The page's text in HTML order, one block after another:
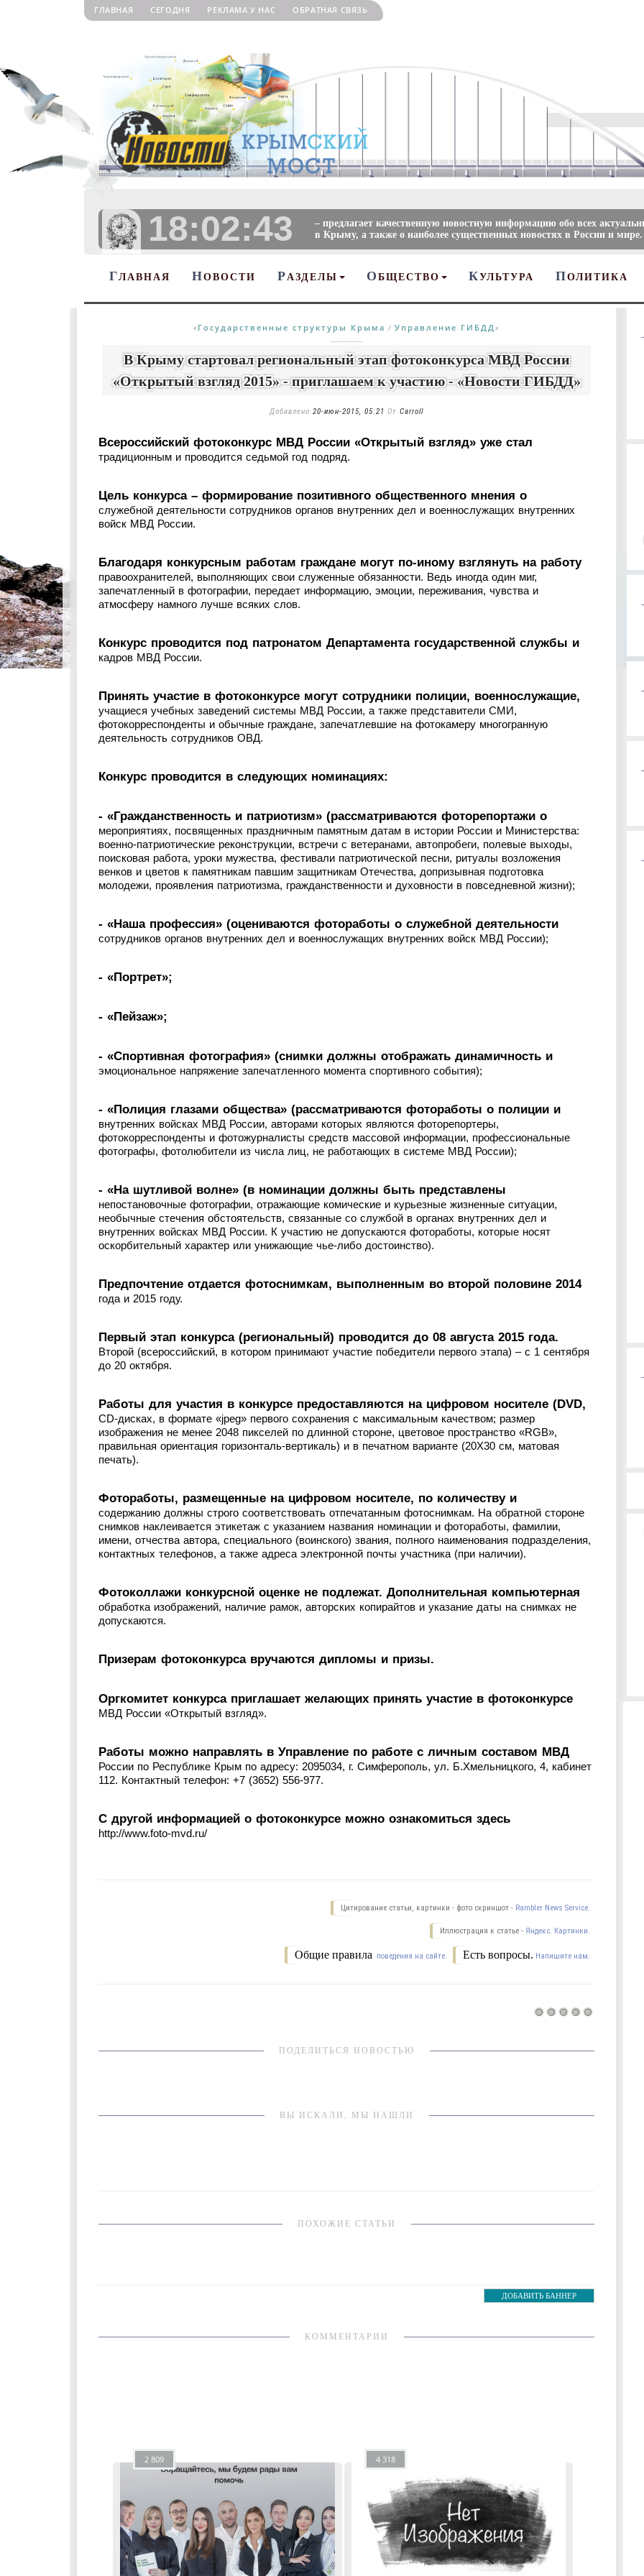
ГЛАВНАЯ СЕГОДНЯ РЕКЛАМА У НАС ОБРАТНАЯ СВЯЗЬ
18:02:44
– предлагает качественную новостную информацию обо всех
в Крыму, а также о наиболее существенных новостях в России и мире.
ГЛАВНАЯ НОВОСТИ Р АЗДЕЛЫ О БЩЕСТВО КУЛЬТУРА ПОЛИТИКА
« Государственные структуры Крыма / Управление ГИБДД »
В Крыму стартовал региональный этап фотоконкурса МВД России
«Открытый взгляд 2015» - приглашаем к участию - «Новости ГИБДД»
Добавлено 20-июн-2015, 05:21 От Carroll
Всероссийский фотоконкурс МВД России «Открытый взгляд» уже стал
традиционным и проводится седьмой год подряд.
Цель конкурса – формирование позитивного общественного мнения о
служебной деятельности сотрудников органов внутренних дел и военнослужащих внутренних
войск МВД России.
Благодаря конкурсным работам граждане могут по-иному взглянуть на работу
правоохранителей, выполняющих свои служенные обязанности. Ведь иногда один миг,
запечатленный в фотографии, передает информацию, эмоции, переживания, чувства и
атмосферу намного лучше всяких слов.
Конкурс проводится под патронатом Департамента государственной службы и
кадров МВД России.
Принять участие в фотоконкурсе могут сотрудники полиции, военнослужащие,
учащиеся учебных заведений системы МВД России, а также представители СМИ,
фотокорреспонденты и обычные граждане, запечатлевшие на фотокамеру многогранную
деятельность сотрудников ОВД.
Конкурс проводится в следующих номинациях:
- «Гражданственность и патриотизм» (рассматриваются фоторепортажи о
мероприятиях, посвященных праздничным памятным датам в истории России и Министерства:
военно-патриотические реконструкции, встречи с ветеранами, автопробеги, полевые выходы,
поисковая работа, уроки мужества, фестивали патриотической песни, ритуалы возложения
венков и цветов к памятникам павшим защитникам Отечества, допризывная подготовка
молодежи, проявления патриотизма, гражданственности и духовности в повседневной жизни);
- «Наша профессия» (оцениваются фотоработы о служебной деятельности
сотрудников органов внутренних дел и военнослужащих внутренних войск МВД России);
- «Портрет»;
- «Пейзаж»;
- «Спортивная фотография» (снимки должны отображать динамичность и
эмоциональное напряжение запечатленного момента спортивного события);
- «Полиция глазами общества» (рассматриваются фотоработы о полиции и
внутренних войсках МВД России, авторами которых являются фоторепортеры,
фотокорреспонденты и фотожурналисты средств массовой информации, профессиональные
фотографы, фотолюбители из числа лиц, не работающих в системе МВД России);
- «На шутливой волне» (в номинации должны быть представлены
непостановочные фотографии, отражающие комические и курьезные жизненные ситуации,
необычные стечения обстоятельств, связанные со службой в органах внутренних дел и
внутренних войсках МВД России. К участию не допускаются фотоработы, которые носят
оскорбительный характер или унижающие чье-либо достоинство).
Предпочтение отдается фотоснимкам, выполненным во второй половине 2014
года и 2015 году.
Первый этап конкурса (региональный) проводится до 08 августа 2015 года.
Второй (всероссийский, в котором принимают участие победители первого этапа) – с 1 сентября
до 20 октября.
Работы для участия в конкурсе предоставляются на цифровом носителе (DVD,
CD-дисках, в формате «jpeg» первого сохранения с максимальным качеством; размер
изображения не менее 2048 пикселей по длинной стороне, цветовое пространство «RGB»,
правильная ориентация горизонталь-вертикаль) и в печатном варианте (20X30 см, матовая
печать).
Фотоработы, размещенные на цифровом носителе, по количеству и
содержанию должны строго соответствовать отпечатанным фотоснимкам. На обратной стороне
снимков наклеивается этикетаж с указанием названия номинации и фотоработы, фамилии,
имени, отчества автора, специального (воинского) звания, полного наименования подразделения,
контактных телефонов, а также адреса электронной почты участника (при наличии).
Фотоколлажи конкурсной оценке не подлежат. Дополнительная компьютерная
обработка изображений, наличие рамок, авторских копирайтов и указание даты на снимках не
допускаются.
Призерам фотоконкурса вручаются дипломы и призы.
Оргкомитет конкурса приглашает желающих принять участие в фотоконкурсе
МВД России «Открытый взгляд».
Работы можно направлять в Управление по работе с личным составом МВД
России по Республике Крым по адресу: 2095034, г. Симферополь, ул. Б.Хмельницкого, 4, кабинет
112. Контактный телефон: +7 (3652) 556-977.
С другой информацией о фотоконкурсе можно ознакомиться здесь
http://www.foto-mvd.ru/
Цитирование статьи, картинки - фото скриншот - Rambler News Service.
Иллюстрация к статье - Яндекс. Картинки.
Есть вопросы. Напишите нам.
Общие правила поведения на сайте.
ПОДЕЛИТЬСЯ НОВОСТЬЮ
ВЫ ИСКАЛИ, МЫ НАШЛИ
ПОХОЖИЕ СТАТЬИ
ДОБАВИТЬ БАННЕР
КОММЕНТАРИИ
2 809 4 318